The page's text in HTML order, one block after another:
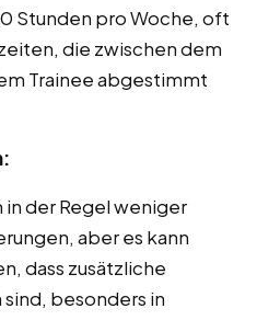
Stunden pro Woche, oft
die zwischen dem
Trainee abgestimmt
der Regel weniger
aber es kann
dass zusätzliche
besonders in